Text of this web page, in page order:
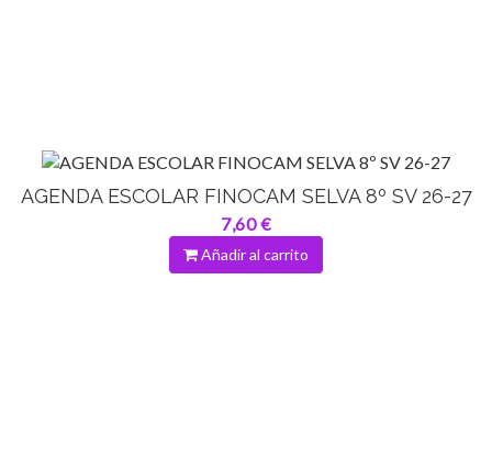
AGENDA ESCOLAR FINOCAM SELVA 8º SV 26-27
7,60 €
Añadir al carrito